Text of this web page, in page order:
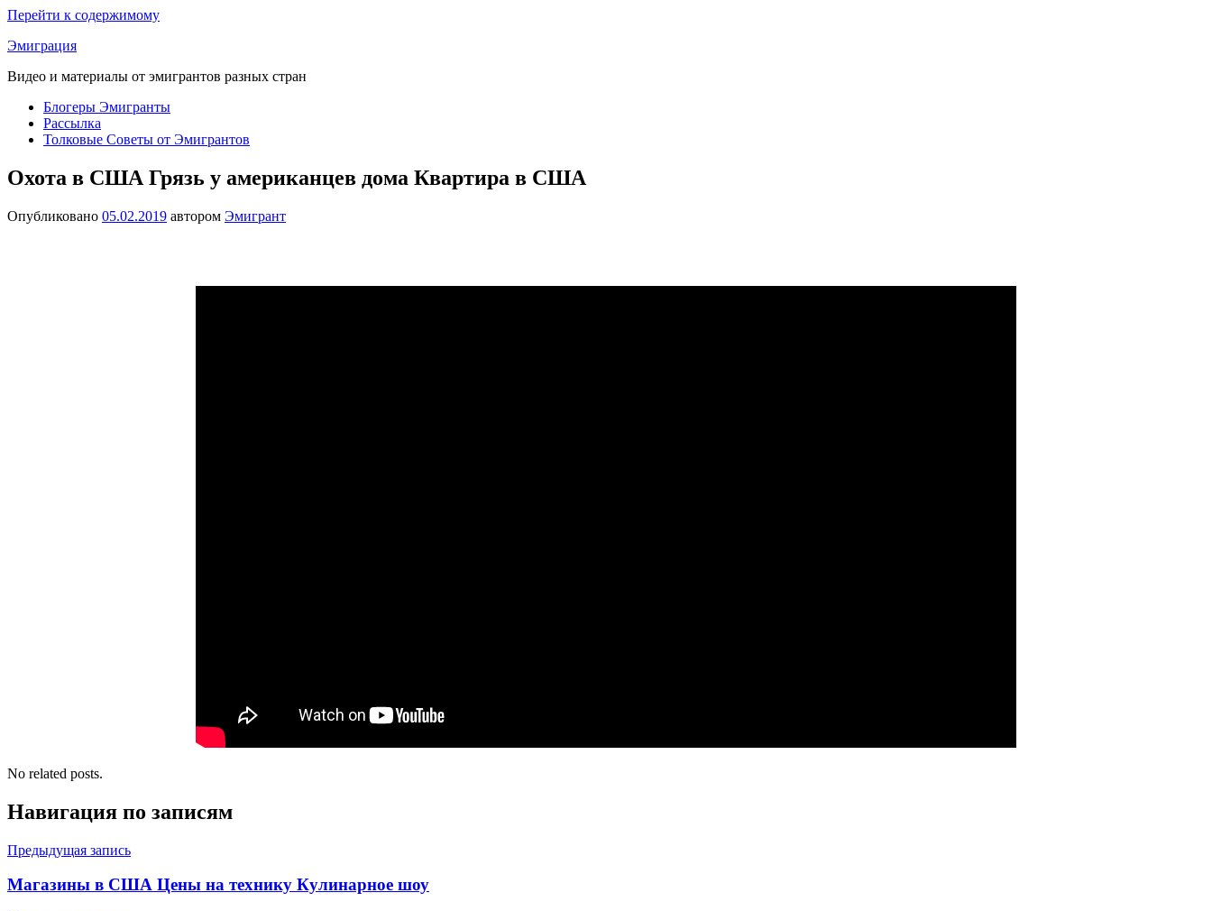
Перейти к содержимому
Эмиграция
Видео и материалы от эмигрантов разных стран
Блогеры Эмигранты
Рассылка
Толковые Советы от Эмигрантов
Охота в США Грязь у американцев дома Квартира в США
Опубликовано 05.02.2019 автором Эмигрант
No related posts.
Навигация по записям
Предыдущая запись
Магазины в США Цены на технику Кулинарное шоу